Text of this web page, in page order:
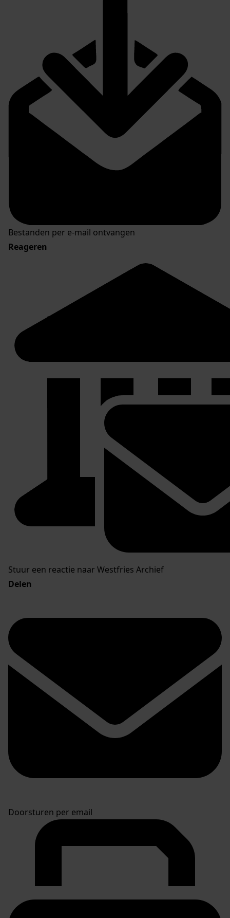
Bestanden per e-mail ontvangen
Reageren
Stuur een reactie naar Westfries Archief
Delen
Doorsturen per email